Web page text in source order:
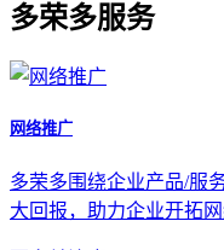
多荣多服务
网络推广
多荣多围绕企业产品/服
大回报，助力企业开拓